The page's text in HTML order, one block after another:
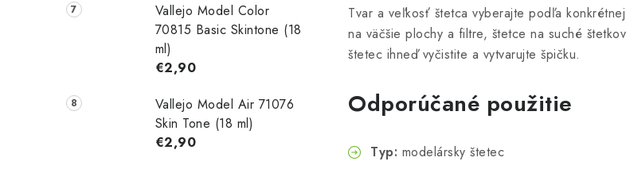
Vallejo Model Color
70815 Basic Skintone (18
ml)
€2,90
Vallejo Model Air 71076
Skin Tone (18 ml)
€2,90
Tvar a veľkosť štetca vyberajte podľa
na väčšie plochy a filtre, štetce na suché
štetec ihneď vyčistite a vytvarujte špičku.
Odporúčané použitie
Typ: modelársky štetec